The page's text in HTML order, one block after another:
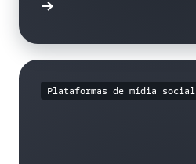
Plataformas de mídia social